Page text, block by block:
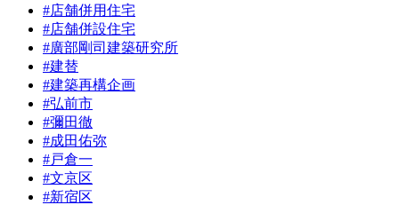
#店舗併用住宅
#店舗併設住宅
#廣部剛司建築研究所
#建替
#建築再構企画
#弘前市
#彌田徹
#成田佑弥
#戸倉一
#文京区
#新宿区